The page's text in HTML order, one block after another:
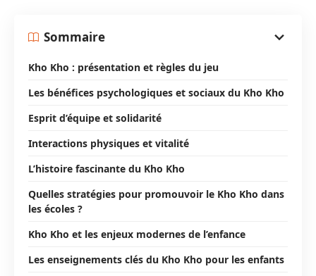
Sommaire
Kho Kho : présentation et règles du jeu
Les bénéfices psychologiques et sociaux du Kho Kho
Esprit d’équipe et solidarité
Interactions physiques et vitalité
L’histoire fascinante du Kho Kho
Quelles stratégies pour promouvoir le Kho Kho dans
les écoles ?
Kho Kho et les enjeux modernes de l’enfance
Les enseignements clés du Kho Kho pour les enfants